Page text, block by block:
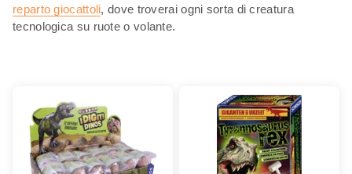
reparto giocattoli, dove troverai ogni sorta di creatura
tecnologica su ruote o volante.